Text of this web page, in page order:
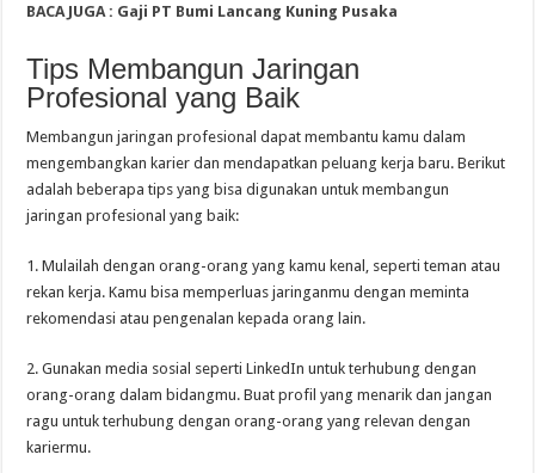
BACA JUGA : Gaji PT Bumi Lancang Kuning Pusaka
Tips Membangun Jaringan
Profesional yang Baik
Membangun jaringan profesional dapat membantu kamu dalam
mengembangkan karier dan mendapatkan peluang kerja baru. Berikut
adalah beberapa tips yang bisa digunakan untuk membangun
jaringan profesional yang baik:
1. Mulailah dengan orang-orang yang kamu kenal, seperti teman atau
rekan kerja. Kamu bisa memperluas jaringanmu dengan meminta
rekomendasi atau pengenalan kepada orang lain.
2. Gunakan media sosial seperti LinkedIn untuk terhubung dengan
orang-orang dalam bidangmu. Buat profil yang menarik dan jangan
ragu untuk terhubung dengan orang-orang yang relevan dengan
kariermu.